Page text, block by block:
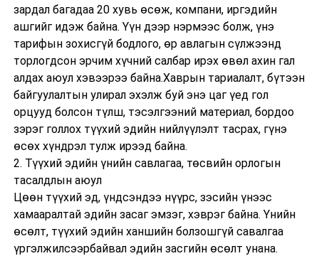
зардал багадаа 20 хувь өсөж, компани, иргэдийн
ашгийг идэж байна. Үүн дээр нэрмээс болж, үнэ
тарифын зохисгүй бодлого, өр авлагын сүлжээнд
торлогдсон эрчим хүчний салбар ирэх өвөл ахин гал
алдах аюул хэвээрээ байна.Хаврын тариалалт, бүтээн
байгуулалтын улирал эхэлж буй энэ цаг үед гол
орцууд болсон түлш, тэсэлгээний материал, бордоо
зэрэг голлох түүхий эдийн нийлүүлэлт тасрах, гүнэ
өсөх хүндрэл тулж ирээд байна.
2. Түүхий эдийн үнийн савлагаа, төсвийн орлогын
тасалдлын аюул
Цөөн түүхий эд, үндсэндээ нүүрс, зэсийн үнээс
хамааралтай эдийн засаг эмзэг, хэврэг байна. Үнийн
өсөлт, түүхий эдийн ханшийн болзошгүй савалгаа
үргэлжилсээрбайвал эдийн засгийн өсөлт унана.